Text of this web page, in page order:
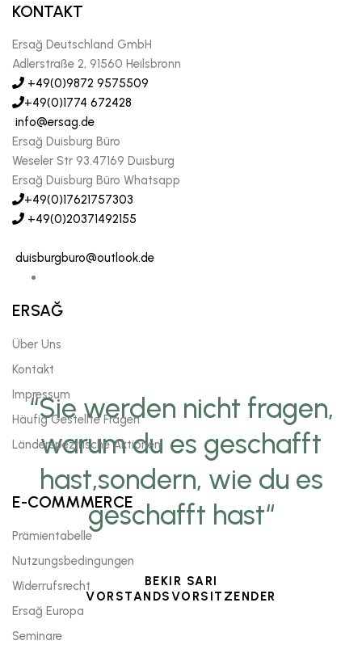
“Sie werden nicht fragen,
warum du es geschafft
hast,sondern, wie du es
geschafft hast“
BEKIR SARI
VORSTANDSVORSITZENDER
KONTAKT
Ersağ Deutschland GmbH
Adlerstraße 2, 91560 Heilsbronn
+49(0)9872 9575509
+49(0)1774 672428
info@ersag.de
Ersağ Duisburg Büro
Weseler Str 93.47169 Duısburg
Ersağ Duisburg Büro Whatsapp
+49(0)17621757303
+49(0)20371492155
duisburgburo@outlook.de
ERSAĞ
Über Uns
Kontakt
Impressum
Häufig Gestellte Fragen
Länderspezifische Aktionen
E-COMMMERCE
Prämientabelle
Nutzungsbedingungen
Widerrufsrecht
Ersağ Europa
Seminare